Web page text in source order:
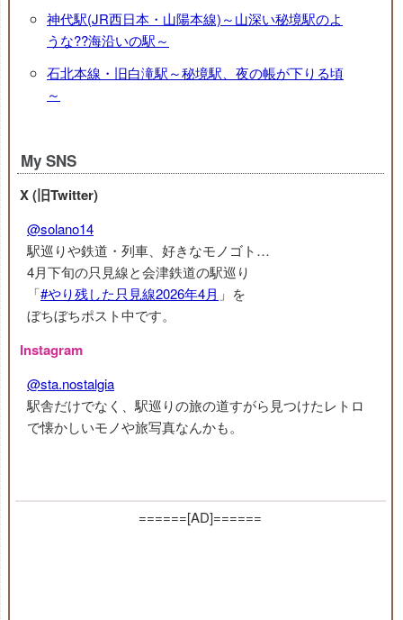
神代駅(JR西日本・山陽本線)～山深い秘境駅のよ
うな??海沿いの駅～
石北本線・旧白滝駅～秘境駅、夜の帳が下りる頃
～
My SNS
X (旧Twitter)
@solano14
駅巡りや鉄道・列車、好きなモノゴト…
4月下旬の只見線と会津鉄道の駅巡り
「#やり残した只見線2026年4月 」を
ぼちぼちポスト中です。
Instagram
@sta.nostalgia
駅舎だけでなく、駅巡りの旅の道すがら見つけたレトロ
で懐かしいモノや旅写真なんかも。
======[AD]======